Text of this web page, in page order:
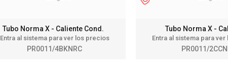
Tubo Norma X - Caliente Cond.
Entra al sistema para ver los precios
PR0011/4BKNRC
Tubo Norma X -
Entra al sistema para
PR0011/